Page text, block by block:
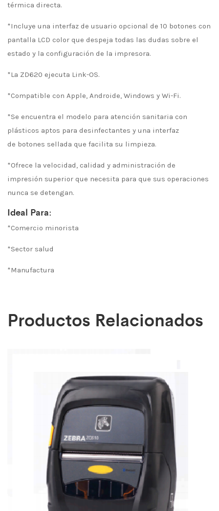
térmica directa.
*Incluye una interfaz de usuario opcional de 10 botones con
pantalla LCD color que despeja todas las dudas sobre el
estado y la configuración de la impresora.
*La ZD620 ejecuta Link-OS.
*Compatible con Apple, Androide, Windows y Wi-Fi.
*Se encuentra el modelo para atención sanitaria con
plásticos aptos para desinfectantes y una interfaz
de botones sellada que facilita su limpieza.
*Ofrece la velocidad, calidad y administración de
impresión superior que necesita para que sus operaciones
nunca se detengan.
Ideal Para:
*Comercio minorista
*Sector salud
*Manufactura
Productos Relacionados